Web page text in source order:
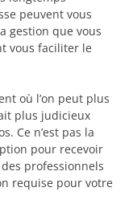
peuvent vous
gestion que vous
vous faciliter le
où l’on peut plus
plus judicieux
Ce n’est pas la
pour recevoir
professionnels
requise pour votre